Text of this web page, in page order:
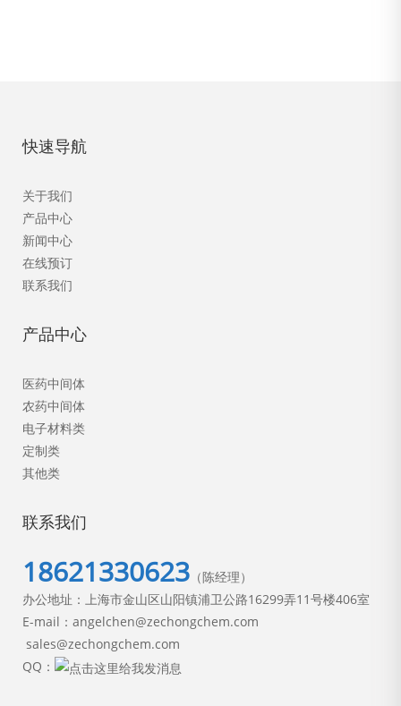
快速导航
关于我们
产品中心
新闻中心
在线预订
联系我们
产品中心
医药中间体
农药中间体
电子材料类
定制类
其他类
联系我们
18621330623 （陈经理）
办公地址：上海市金山区山阳镇浦卫公路16299弄11号楼406室
E-mail：angelchen@zechongchem.com
sales@zechongchem.com
QQ：